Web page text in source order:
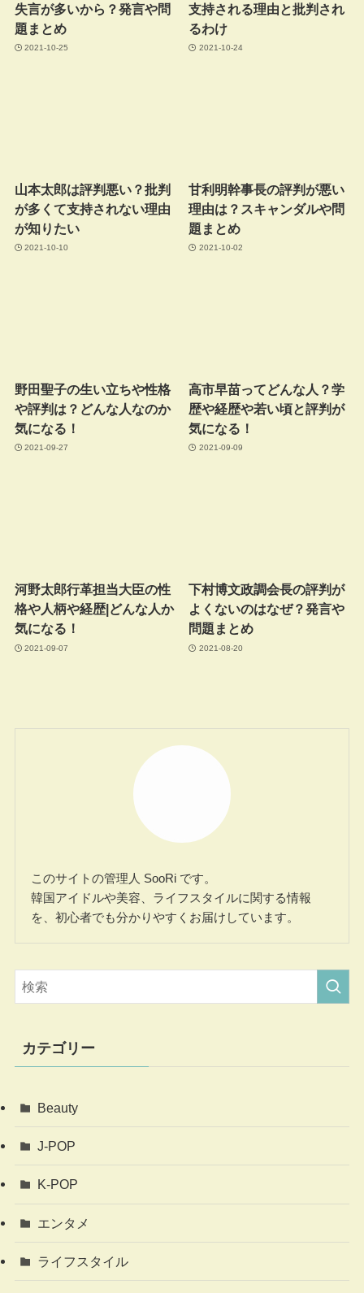
失言が多いから？発言や問
題まとめ
2021-10-25
支持される理由と批判され
るわけ
2021-10-24
山本太郎は評判悪い？批判
が多くて支持されない理由
が知りたい
2021-10-10
甘利明幹事長の評判が悪い
理由は？スキャンダルや問
題まとめ
2021-10-02
野田聖子の生い立ちや性格
や評判は？どんな人なのか
気になる！
2021-09-27
高市早苗ってどんな人？学
歴や経歴や若い頃と評判が
気になる！
2021-09-09
河野太郎行革担当大臣の性
格や人柄や経歴|どんな人か
気になる！
2021-09-07
下村博文政調会長の評判が
よくないのはなぜ？発言や
問題まとめ
2021-08-20
このサイトの管理人 SooRi です。
韓国アイドルや美容、ライフスタイルに関する情報
を、初心者でも分かりやすくお届けしています。
カテゴリー
Beauty
J-POP
K-POP
エンタメ
ライフスタイル